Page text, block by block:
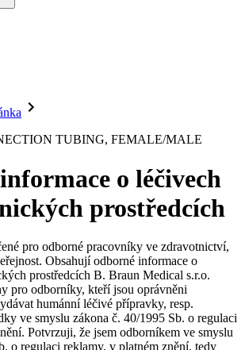
bolesti
očišťování krve
chirurgie
o rány
a kontrola infekcí
ran
a kariéra
míst
příležitosti ​v B. Braun. Vyhledejte náš trh
pozice.​
zprávy
formulář
k odběru newsletteru
TUBING, FEMALE/MALE
o léčivech
prostředcích
pro odborné pracovníky ve zdravotnictví,
Obsahují odborné informace o
prostředcích B. Braun Medical s.r.o.
pro odborníky, kteří jsou oprávněni
humánní léčivé přípravky, resp.
ve smyslu zákona č. 40/1995 Sb. o regulaci
Potvrzuji, že jsem odborníkem ve smyslu
o regulaci reklamy, v platném znění, tedy